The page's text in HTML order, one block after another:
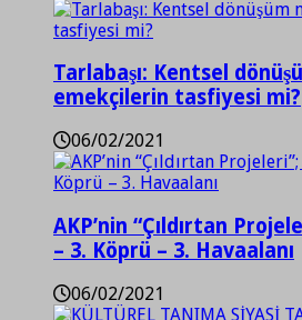
Tarlabaşı: Kentsel
emekçilerin tasfiyesi mi?
06/02/2021
AKP’nin “Çıldırtan
– 3. Köprü – 3. Havaalanı
06/02/2021